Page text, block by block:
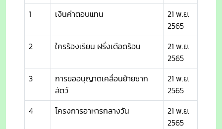
1
เงินค่าตอบแทน
21 พ.ย.
2565
2
ใครร้องเรียน ฝรั่งเดือดร้อน
21 พ.ย.
2565
3
การขออนุญาตเคลื่อนย้ายซาก
สัตว์
21 พ.ย.
2565
4
โครงการอาหารกลางวัน
21 พ.ย.
2565